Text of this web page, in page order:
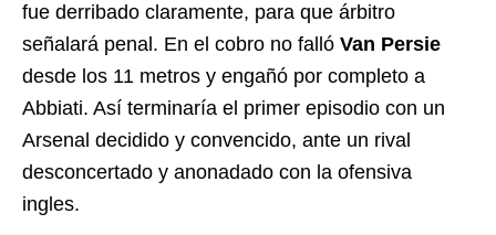
fue derribado claramente, para que árbitro
señalará penal. En el cobro no falló Van Persie
desde los 11 metros y engañó por completo a
Abbiati. Así terminaría el primer episodio con un
Arsenal decidido y convencido, ante un rival
desconcertado y anonadado con la ofensiva
ingles.